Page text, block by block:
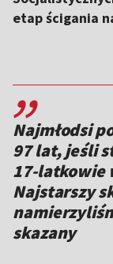
etap ścigania
,,
Najmłodsi
97 lat, jeśli
17-latkowie
Najstarszy
skazany